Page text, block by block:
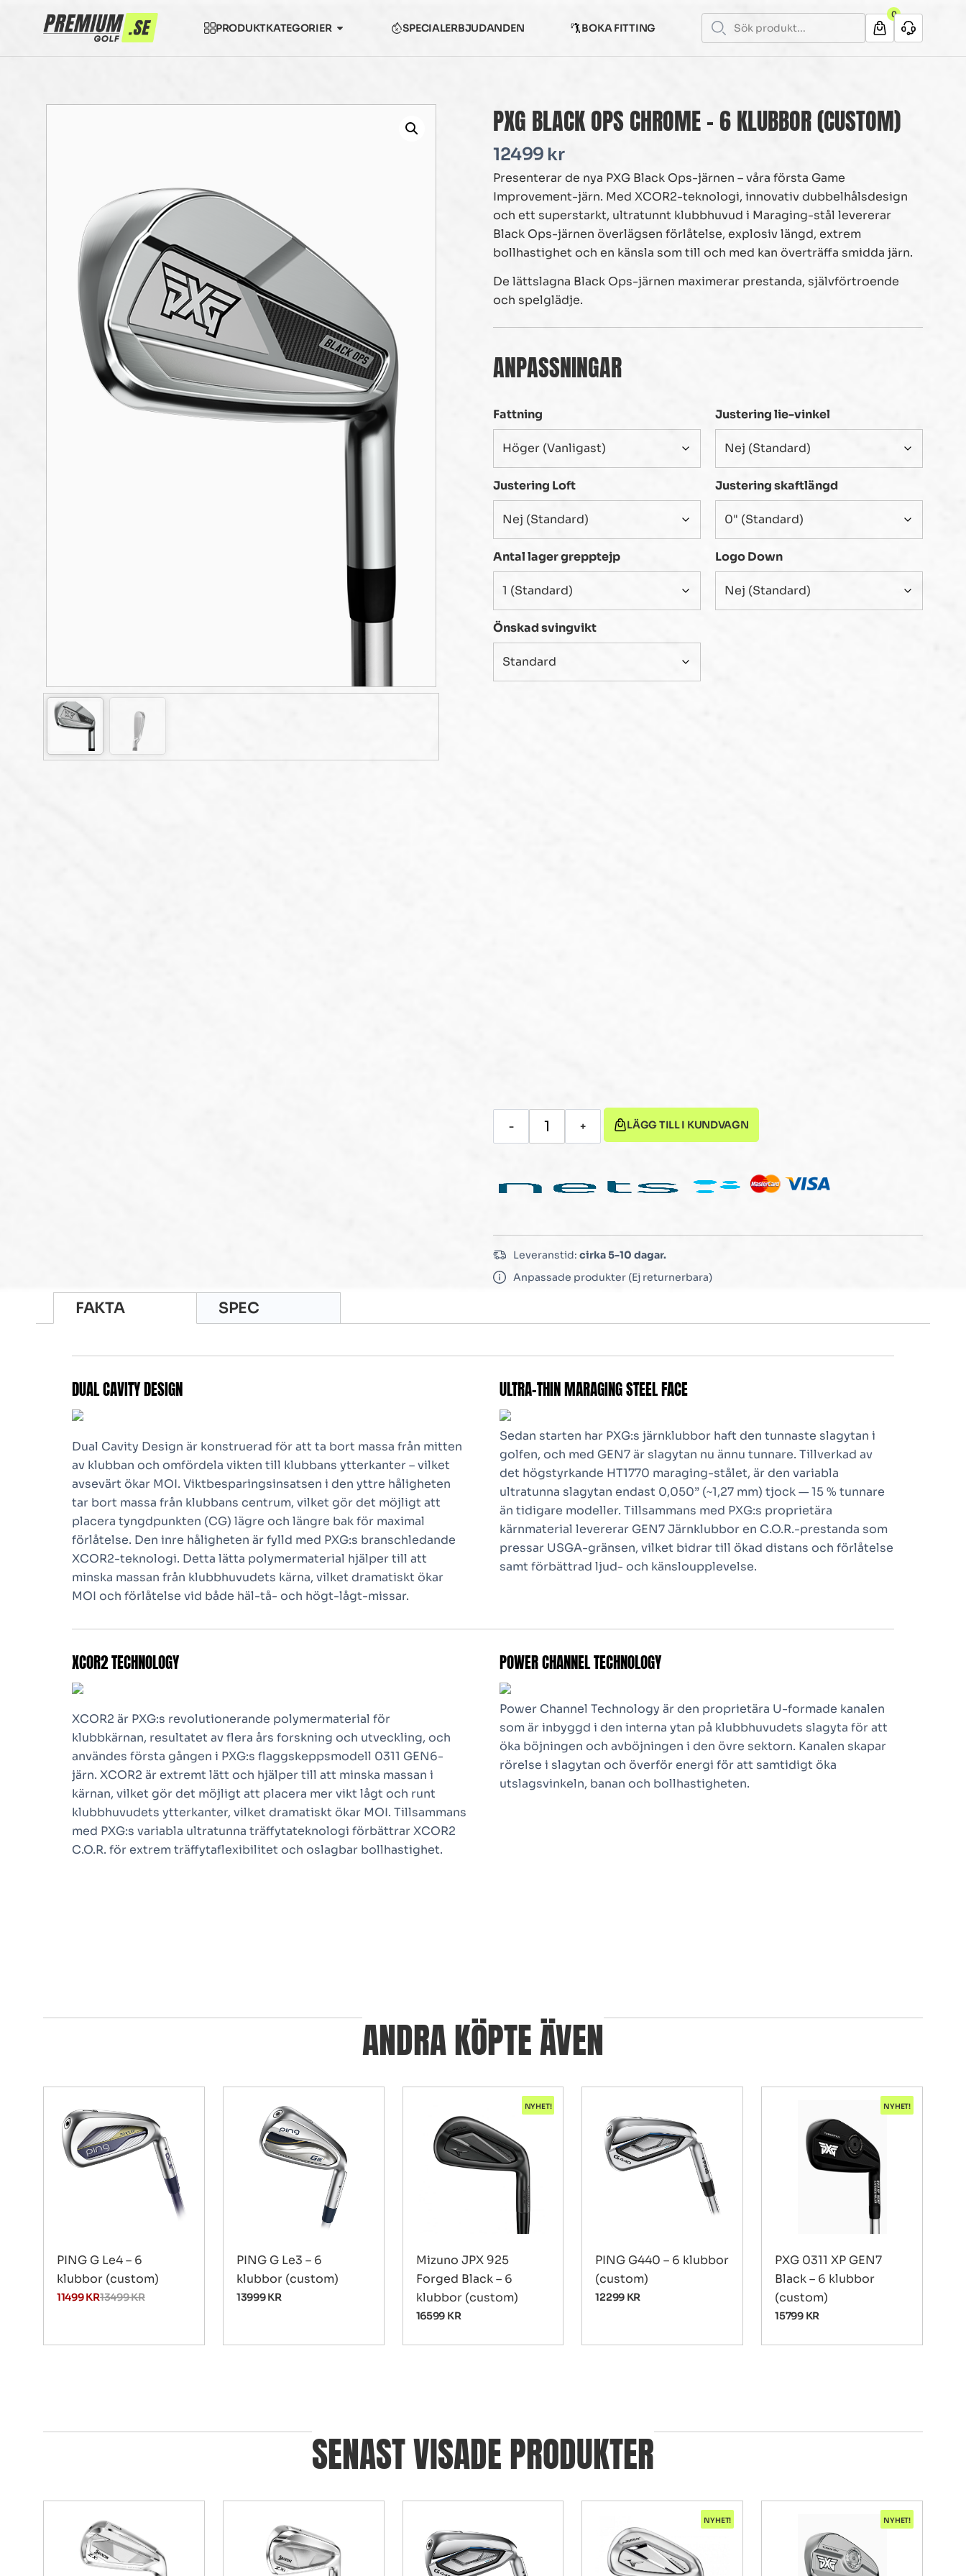
PRODUKTKATEGORIER SPECIALERBJUDANDEN BOKA FITTING
0
PXG BLACK OPS CHROME – 6 KLUBBOR (CUSTOM)
12499 kr
Presenterar de nya PXG Black Ops-järnen – våra första Game
Improvement-järn. Med XCOR2-teknologi, innovativ dubbelhålsdesign
och ett superstarkt, ultratunnt klubbhuvud i Maraging-stål levererar
Black Ops-järnen överlägsen förlåtelse, explosiv längd, extrem
bollhastighet och en känsla som till och med kan överträffa smidda järn.
De lättslagna Black Ops-järnen maximerar prestanda, självförtroende
och spelglädje.
ANPASSNINGAR
Fattning Justering lie-vinkel
Justering Loft Justering skaftlängd
Antal lager grepptejp Logo Down
Önskad svingvikt
- + LÄGG TILL I KUNDVAGN
Leveranstid: cirka 5-10 dagar.
Anpassade produkter (Ej returnerbara)
FAKTA SPEC
DUAL CAVITY DESIGN
Dual Cavity Design är konstruerad för att ta bort massa från mitten
av klubban och omfördela vikten till klubbans ytterkanter – vilket
avsevärt ökar MOI. Viktbesparingsinsatsen i den yttre håligheten
tar bort massa från klubbans centrum, vilket gör det möjligt att
placera tyngdpunkten (CG) lägre och längre bak för maximal
förlåtelse. Den inre håligheten är fylld med PXG:s branschledande
XCOR2-teknologi. Detta lätta polymermaterial hjälper till att
minska massan från klubbhuvudets kärna, vilket dramatiskt ökar
MOI och förlåtelse vid både häl-tå- och högt-lågt-missar.
ULTRA-THIN MARAGING STEEL FACE
Sedan starten har PXG:s järnklubbor haft den tunnaste slagytan i
golfen, och med GEN7 är slagytan nu ännu tunnare. Tillverkad av
det högstyrkande HT1770 maraging-stålet, är den variabla
ultratunna slagytan endast 0,050” (~1,27 mm) tjock — 15 % tunnare
än tidigare modeller. Tillsammans med PXG:s proprietära
kärnmaterial levererar GEN7 Järnklubbor en C.O.R.-prestanda som
pressar USGA-gränsen, vilket bidrar till ökad distans och förlåtelse
samt förbättrad ljud- och känsloupplevelse.
XCOR2 TECHNOLOGY
XCOR2 är PXG:s revolutionerande polymermaterial för
klubbkärnan, resultatet av flera års forskning och utveckling, och
användes första gången i PXG:s flaggskeppsmodell 0311 GEN6-
järn. XCOR2 är extremt lätt och hjälper till att minska massan i
kärnan, vilket gör det möjligt att placera mer vikt lågt och runt
klubbhuvudets ytterkanter, vilket dramatiskt ökar MOI. Tillsammans
med PXG:s variabla ultratunna träffytateknologi förbättrar XCOR2
C.O.R. för extrem träffytaflexibilitet och oslagbar bollhastighet.
POWER CHANNEL TECHNOLOGY
Power Channel Technology är den proprietära U-formade kanalen
som är inbyggd i den interna ytan på klubbhuvudets slagyta för att
öka böjningen och avböjningen i den övre sektorn. Kanalen skapar
rörelse i slagytan och överför energi för att samtidigt öka
utslagsvinkeln, banan och bollhastigheten.
ANDRA KÖPTE ÄVEN
PING G Le4 – 6
klubbor (custom)
13499KR
11499KR
PING G Le3 – 6
klubbor (custom)
13999KR
NYHET!
Mizuno JPX 925
Forged Black – 6
klubbor (custom)
16599 KR
PING G440 – 6 klubbor
(custom)
12299 KR
NYHET!
PXG 0311 XP GEN7
Black – 6 klubbor
(custom)
15799 KR
SENAST VISADE PRODUKTER
NYHET! NYHET!